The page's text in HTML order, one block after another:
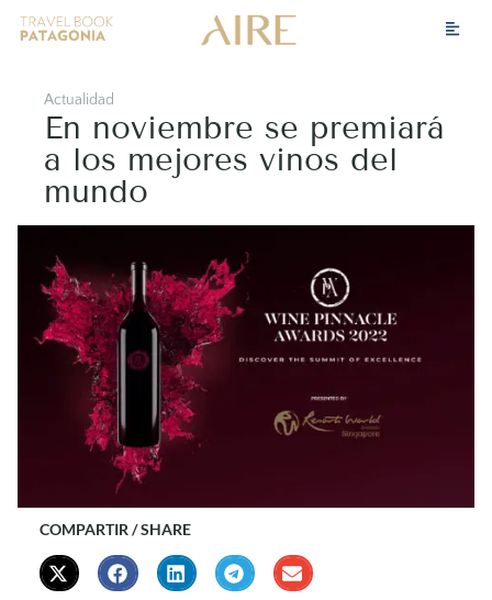
Actualidad
En noviembre se premiará
a los mejores vinos del
mundo
COMPARTIR / SHARE